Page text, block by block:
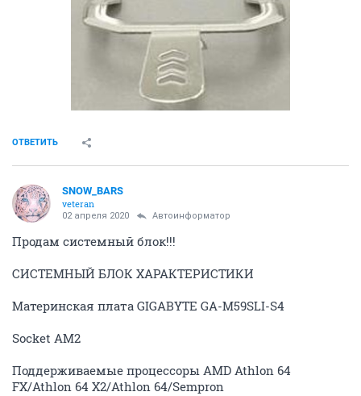
ОТВЕТИТЬ
SNOW_BARS
veteran
02 апреля 2020 Автоинформатор
Продам системный блок!!!
СИСТЕМНЫЙ БЛОК ХАРАКТЕРИСТИКИ
Материнская плата GIGABYTE GA-M59SLI-S4
Socket AM2
Поддерживаемые процессоры AMD Athlon 64
FX/Athlon 64 X2/Athlon 64/Sempron